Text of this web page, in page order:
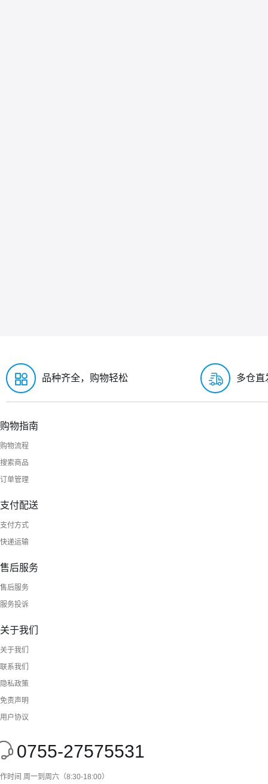
品种齐全，购物轻松 多仓直
购物指南
购物流程
搜索商品
订单管理
支付配送
支付方式
快递运输
售后服务
售后服务
服务投诉
关于我们
关于我们
联系我们
隐私政策
免责声明
用户协议
0755-27575531
时间 周一到周六（8:30-18:00）